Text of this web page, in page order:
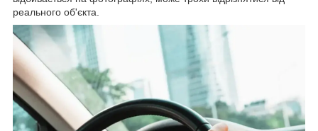
реального об'єкта.